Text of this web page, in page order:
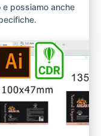
possiamo anche